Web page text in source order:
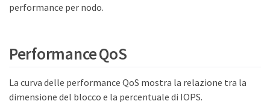
performance per nodo.
Performance QoS
La curva delle performance QoS mostra la relazione tra la
dimensione del blocco e la percentuale di IOPS.